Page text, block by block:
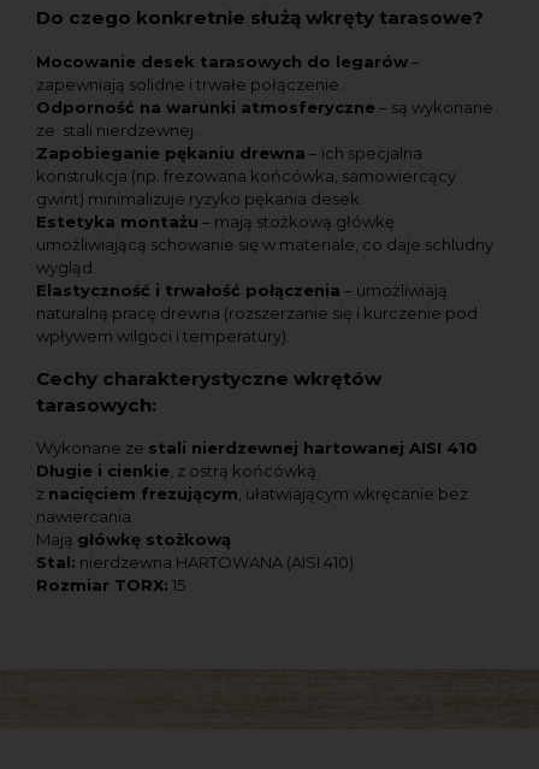
Do czego konkretnie służą wkręty tarasowe?
Mocowanie desek tarasowych do legarów–
zapewniają solidne i trwałe połączenie.
Odporność na warunki atmosferyczne– są wykonane
ze stali nierdzewnej.
Zapobieganie pękaniu drewna – ich specjalna
konstrukcja (np. frezowana końcówka, samowiercący
gwint) minimalizuje ryzyko pękania desek.
Estetyka montażu – mają stożkową główkę
umożliwiającą schowanie się w materiale, co daje schludny
wygląd.
Elastyczność i trwałość połączenia – umożliwiają
naturalną pracę drewna (rozszerzanie się i kurczenie pod
wpływem wilgoci i temperatury).
Cechy charakterystyczne wkrętów
tarasowych:
Wykonane ze stali nierdzewnej hartowanej AISI 410
Długie i cienkie , z ostrą końcówką.
z nacięciem frezującym , ułatwiającym wkręcanie bez
nawiercania.
Mają główkę stożkową
Stal: nierdzewna HARTOWANA (AISI 410)
Rozmiar TORX: 15